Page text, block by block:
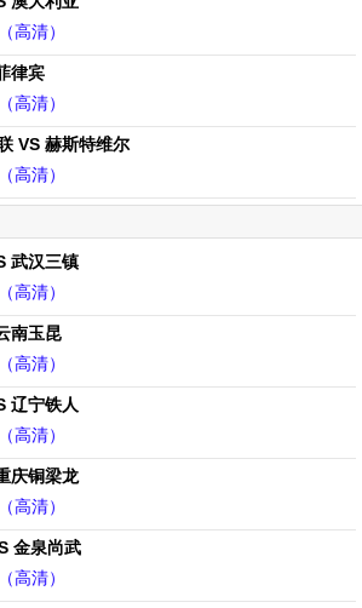
高清）
律宾
高清）
VS 赫斯特维尔
高清）
武汉三镇
高清）
南玉昆
高清）
辽宁铁人
高清）
庆铜梁龙
高清）
金泉尚武
高清）